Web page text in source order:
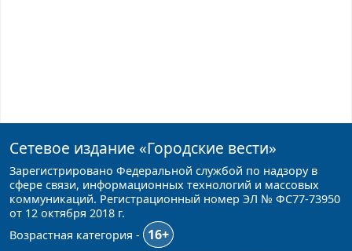
Сетевое издание «Городские вести»
Зарегистрировано Федеральной службой по надзору в
сфере связи, информационных технологий и массовых
коммуникаций. Регистрационный номер ЭЛ № ФС77-73950
от 12 октября 2018 г.
Возрастная категория -
16+